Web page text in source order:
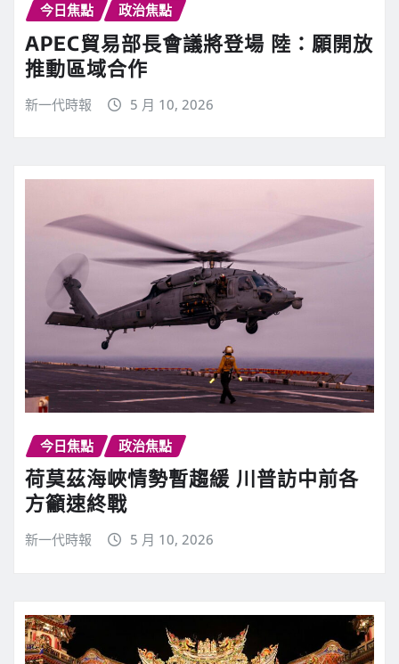
今日焦點 政治焦點
APEC貿易部長會議將登場 陸：願開放
推動區域合作
新一代時報 5 月 10, 2026
今日焦點 政治焦點
荷莫茲海峽情勢暫趨緩 川普訪中前各
方籲速終戰
新一代時報 5 月 10, 2026